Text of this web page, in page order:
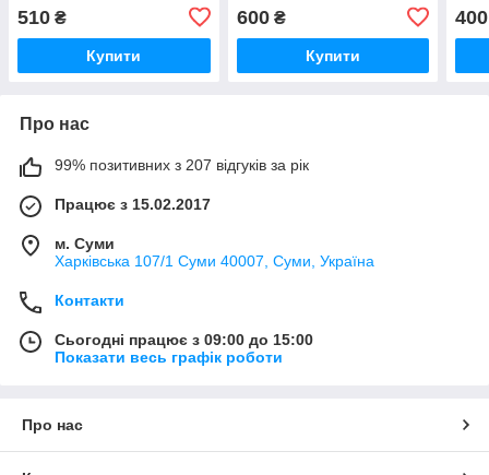
510 ₴
Купити
600₴
Купити
400
Про нас
99% позитивних з 207 відгуків за рік
Працює з 15.02.2017
м. Суми
Харківська 107/1 Суми 40007, Суми, Україна
Контакти
Сьогодні працює з 09:00 до 15:00
Показати весь графік роботи
Про нас